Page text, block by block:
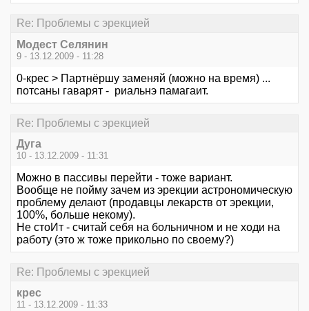
Re: Проблемы с эрекцией
Модест Селянин
9 - 13.12.2009 - 11:28
0-крес > Партнёршу заменяй (можно на время) ...
потсаны гаварят - риальнэ памагаит.
Re: Проблемы с эрекцией
Дуга
10 - 13.12.2009 - 11:31
Можно в пассивы перейти - тоже вариант.
Вообще не пойму зачем из эрекции астрономическую
проблему делают (продавцы лекарств от эрекции,
100%, больше некому).
Не стоИт - считай себя на больничном и не ходи на
работу (это ж тоже прикольно по своему?)
Re: Проблемы с эрекцией
крес
11 - 13.12.2009 - 11:33